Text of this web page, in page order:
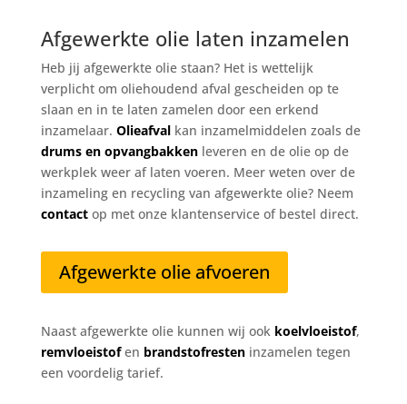
Afgewerkte olie laten inzamelen
Heb jij afgewerkte olie staan? Het is wettelijk
verplicht om oliehoudend afval gescheiden op te
slaan en in te laten zamelen door een erkend
inzamelaar. Olieafval kan inzamelmiddelen zoals de
drums en opvangbakkenleveren en de olie op de
werkplek weer af laten voeren. Meer weten over de
inzameling en recycling van afgewerkte olie? Neem
contactop met onze klantenservice of bestel direct.
Afgewerkte olie afvoeren
Naast afgewerkte olie kunnen wij ook koelvloeistof,
remvloeistof en brandstofresten inzamelen tegen
een voordelig tarief.